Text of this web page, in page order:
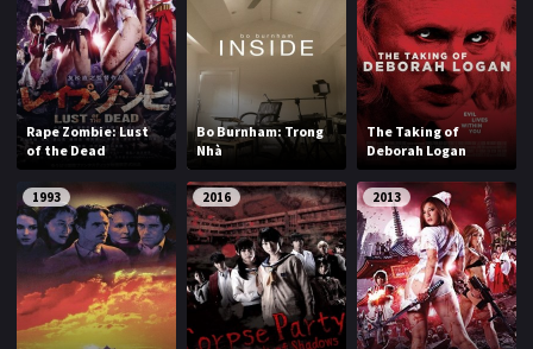
PHIM CHIẾU RẠP
TUYỂN TẬP PHIM
BLOG
Rape Zombie: Lust
of the Dead
Bo Burnham: Trong
Nhà
The Taking of
Deborah Logan
1993 2016 2013